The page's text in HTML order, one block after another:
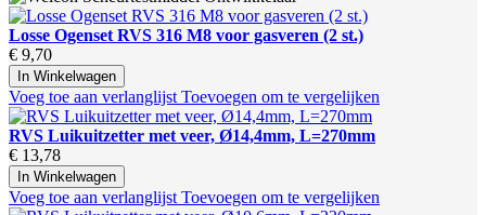
Losse Ogenset RVS 316 M8 voor gasveren (2 st.)
€ 9,70
In Winkelwagen
Voeg toe aan verlanglijst Toevoegen om te vergelijken
RVS Luikuitzetter met veer, Ø14,4mm, L=270mm
€ 13,78
In Winkelwagen
Voeg toe aan verlanglijst Toevoegen om te vergelijken